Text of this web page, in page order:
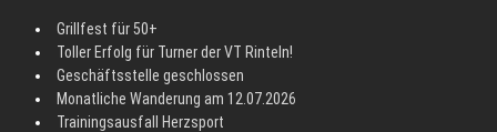
Grillfest für 50+
Toller Erfolg für Turner der VT Rinteln!
Geschäftsstelle geschlossen
Monatliche Wanderung am 12.07.2026
Trainingsausfall Herzsport